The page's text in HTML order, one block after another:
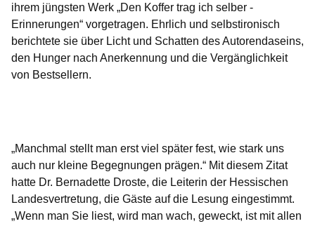
ihrem jüngsten Werk „Den Koffer trag ich selber -
Erinnerungen“ vorgetragen. Ehrlich und selbstironisch
berichtete sie über Licht und Schatten des Autorendaseins,
den Hunger nach Anerkennung und die Vergänglichkeit
von Bestsellern.
„Manchmal stellt man erst viel später fest, wie stark uns
auch nur kleine Begegnungen prägen.“ Mit diesem Zitat
hatte Dr. Bernadette Droste, die Leiterin der Hessischen
Landesvertretung, die Gäste auf die Lesung eingestimmt.
„Wenn man Sie liest, wird man wach, geweckt, ist mit allen